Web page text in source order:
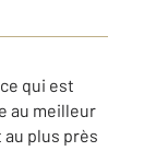
qui est
au meilleur
plus près